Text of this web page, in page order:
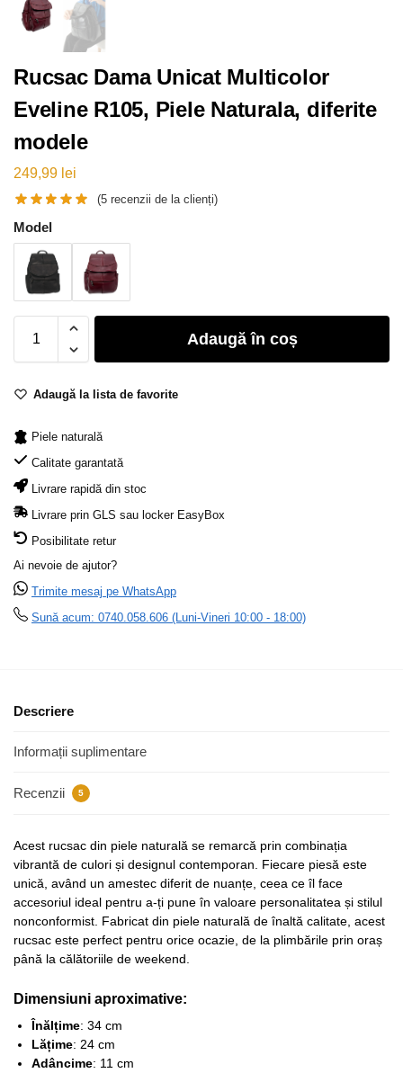
Rucsac Dama Unicat Multicolor
Eveline R105, Piele Naturala, diferite
modele
249,99 lei
(5 recenzii de la clienți)
Model
Adaugă în coș
Adaugă la lista de favorite
Piele naturală
Calitate garantată
Livrare rapidă din stoc
Livrare prin GLS sau locker EasyBox
Posibilitate retur
Ai nevoie de ajutor?
Trimite mesaj pe WhatsApp
Sună acum: 0740.058.606 (Luni-Vineri 10:00 - 18:00)
Descriere
Informații suplimentare
Recenzii 5
Acest rucsac din piele naturală se remarcă prin combinația
vibrantă de culori și designul contemporan. Fiecare piesă este
unică, având un amestec diferit de nuanțe, ceea ce îl face
accesoriul ideal pentru a-ți pune în valoare personalitatea și stilul
nonconformist. Fabricat din piele naturală de înaltă calitate, acest
rucsac este perfect pentru orice ocazie, de la plimbările prin oraș
până la călătoriile de weekend.
Dimensiuni aproximative:
Înălțime: 34 cm
Lățime: 24 cm
Adâncime: 11 cm